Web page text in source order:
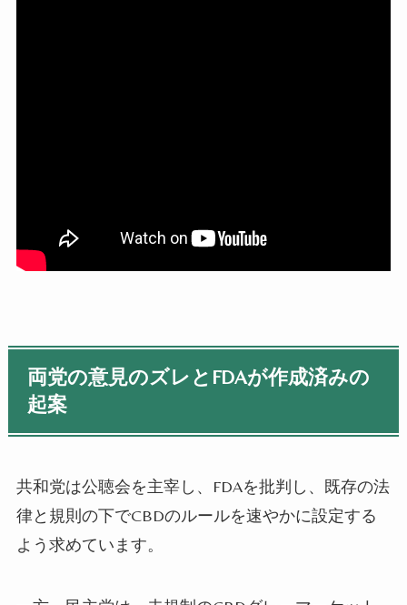
両党の意見のズレとFDAが作成済みの
起案
共和党は公聴会を主宰し、FDAを批判し、既存の法
律と規則の下でCBDのルールを速やかに設定する
よう求めています。